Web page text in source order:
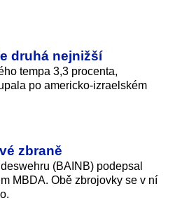
druhá nejnižší
tempa 3,3 procenta,
po americko-izraelském
zbraně
(BAINB) podepsal
MBDA. Obě zbrojovky se v ní